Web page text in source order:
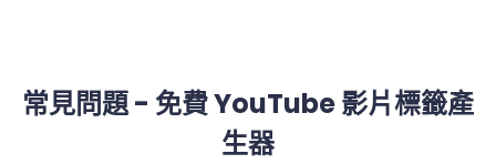
常見問題 - 免費 YouTube 影片標籤產
生器